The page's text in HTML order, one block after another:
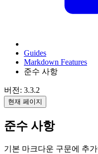
Guides
Markdown Features
준수 사항
버전: 3.3.2
현재 페이지
준수 사항
기본 마크다운 구문에 추